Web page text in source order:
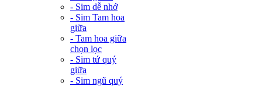
- Sim dễ nhớ
- Sim Tam hoa
giữa
- Tam hoa giữa
chọn lọc
- Sim tứ quý
giữa
- Sim ngũ quý